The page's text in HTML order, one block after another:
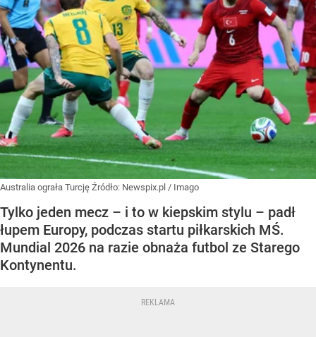
Australia ograła Turcję Źródło: Newspix.pl / Imago
Tylko jeden mecz – i to w kiepskim stylu – padł
łupem Europy, podczas startu piłkarskich MŚ.
Mundial 2026 na razie obnaża futbol ze Starego
Kontynentu.